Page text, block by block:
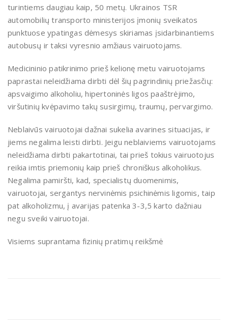
turintiems daugiau kaip, 50 metų. Ukrainos TSR
automobilių transporto ministerijos įmonių sveikatos
punktuose ypatingas dėmesys skiriamas įsidarbinantiems
autobusų ir taksi vyresnio amžiaus vairuotojams.
Medicininio patikrinimo prieš kelionę metu vairuotojams
paprastai neleidžiama dirbti dėl šių pagrindinių priežasčių:
apsvaigimo alkoholiu, hipertoninės ligos paaštrėjimo,
viršutinių kvėpavimo takų susirgimų, traumų, pervargimo.
Neblaivūs vairuotojai dažnai sukelia avarines situacijas, ir
jiems negalima leisti dirbti. Jeigu neblaiviems vairuotojams
neleidžiama dirbti pakartotinai, tai prieš tokius vairuotojus
reikia imtis priemonių kaip prieš chroniškus alkoholikus.
Negalima pamiršti, kad, specialistų duomenimis,
vairuotojai, sergantys nervinėmis psichinėmis ligomis, taip
pat alkoholizmu, į avarijas patenka 3-3,5 karto dažniau
negu sveiki vairuotojai.
Visiems suprantama fizinių pratimų reikšmė